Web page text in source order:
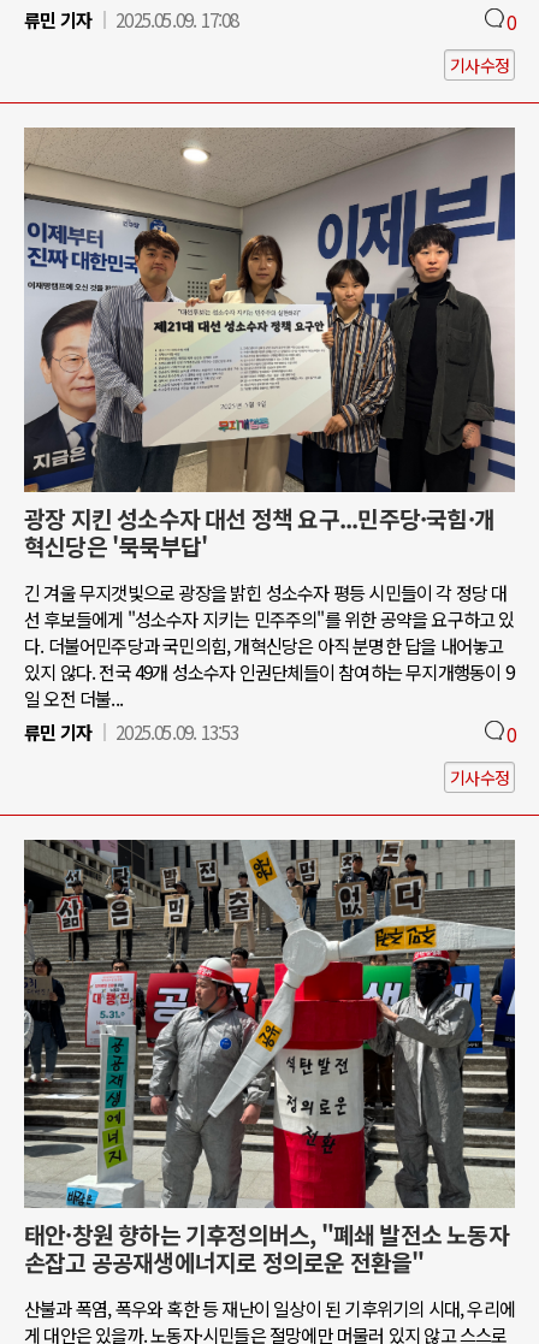
류민 기자
2025.05.09. 17:08 0
기사수정
광장 지킨 성소수자 대선 정책 요구...민주당·국힘·개
혁신당은 '묵묵부답'
긴 겨울 무지갯빛으로 광장을 밝힌 성소수자 평등 시민들이 각 정당 대
선 후보들에게 "성소수자 지키는 민주주의"를 위한 공약을 요구하고 있
다. 더불어민주당과 국민의힘, 개혁신당은 아직 분명한 답을 내어놓고
있지 않다. 전국 49개 성소수자 인권단체들이 참여하는 무지개행동이 9
일 오전 더불...
류민 기자
2025.05.09. 13:53 0
기사수정
태안·창원 향하는 기후정의버스, "폐쇄 발전소 노동자
손잡고 공공재생에너지로 정의로운 전환을"
산불과 폭염, 폭우와 혹한 등 재난이 일상이 된 기후위기의 시대, 우리에
게 대안은 있을까. 노동자·시민들은 절망에만 머물러 있지 않고 스스로